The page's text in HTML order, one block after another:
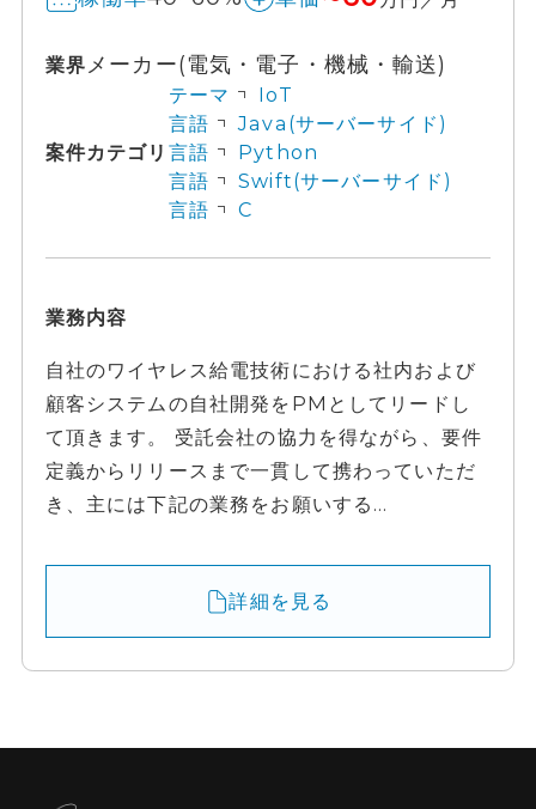
業界メーカー(電気・電子・機械・輸送)
案件カテゴリ
テーマ
IoT
言語
Java(サーバーサイド)
言語
Python
言語
Swift(サーバーサイド)
言語
C
業務内容
自社のワイヤレス給電技術における社内および
顧客システムの自社開発をPMとしてリードし
て頂きます。 受託会社の協力を得ながら、要件
定義からリリースまで一貫して携わっていただ
き、主には下記の業務をお願いする...
詳細を見る